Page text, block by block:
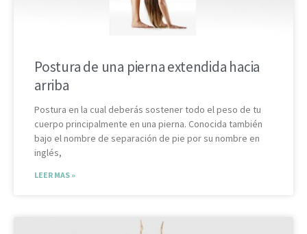
Postura de una pierna extendida hacia
arriba
Postura en la cual deberás sostener todo el peso de tu
cuerpo principalmente en una pierna. Conocida también
bajo el nombre de separación de pie por su nombre en
inglés,
LEER MAS »